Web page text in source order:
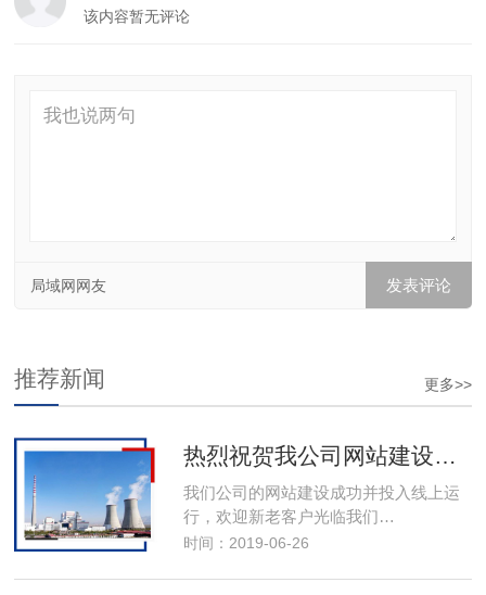
该内容暂无评论
局域网网友
更多>>
推荐新闻
热烈祝贺我公司网站建设成功投入线上运行
我们公司的网站建设成功并投入线上运
行，欢迎新老客户光临我们…
时间：2019-06-26